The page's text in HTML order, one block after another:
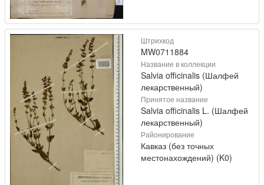
Штрихкод
MW0711884
Название в коллекции
Salvia officinalis (Шалфей
лекарственный)
Принятое название
Salvia officinalis L. (Шалфей
лекарственный)
Районирование
Кавказ (без точных
местонахождений) (K0)